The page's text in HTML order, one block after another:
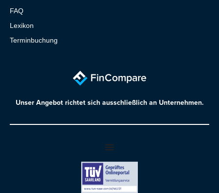
FAQ
Lexikon
Terminbuchung
Unser Angebot richtet sich ausschließlich an Unternehmen.